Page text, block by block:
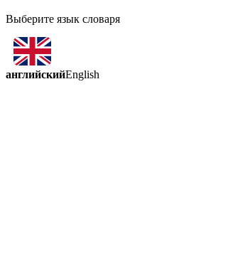
Выберите язык словаря
английскийEnglish